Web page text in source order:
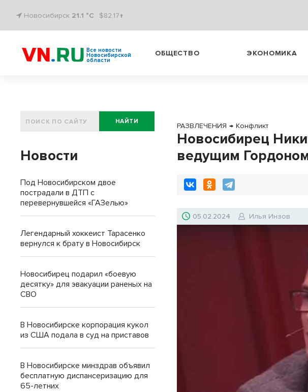
Новосибирск 21.1 °C $82.17↑
Все новости
Новосибирской
области
ОБЩЕСТВО ЭКОНОМИКА
РАЗВЛЕЧЕНИЯ → Конфликт
Новосибирец
ведущим
05.02.2024 Илья Инзов
НАЙТИ
Новости
Под Новосибирском двое
пострадали в ДТП с
перевернувшейся «ГАЗелью»
Легендарный хоккеист Тарасенко
вернулся к брату в Новосибирск
Новосибирец подарил «боевую
десятку» для эвакуации раненых на
СВО
В Новосибирске корпорация кукол
из США подала в суд на приставов
В Новосибирске минздрав объявил
бесплатную диспансеризацию для
65-летних